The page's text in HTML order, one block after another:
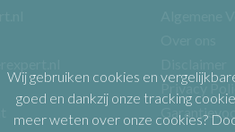
Privacy
Wij gebruiken cookies en
goed en dankzij onze tracking
meer weten over onze cookies?